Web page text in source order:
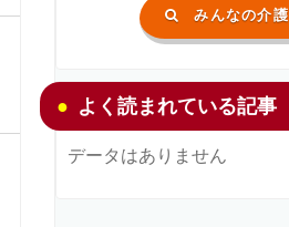
みんなの介護
よく読まれている記事
データはありません